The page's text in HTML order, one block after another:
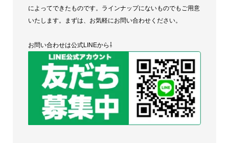
によってできたものです。ラインナップにないものでもご用意
いたします。まずは、お気軽にお問い合わせください。
お問い合わせは公式LINEから⇩